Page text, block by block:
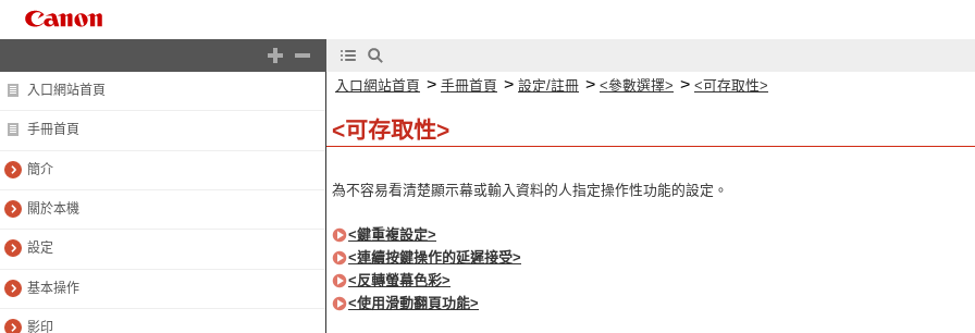
入口網站首頁
手冊首頁
簡介
關於本機
設定
基本操作
影印
入口網站首頁 > 手冊首頁 > 設定/註冊 > <參數選擇> > <可存取性>
<可存取性>
為不容易看清楚顯示幕或輸入資料的人指定操作性功能的設定。
<鍵重複設定>
<連續按鍵操作的延遲接受>
<反轉螢幕色彩>
<使用滑動翻頁功能>